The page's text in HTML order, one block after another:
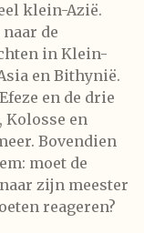
klein-Azië.
de
in Klein-
en Bithynië.
en de drie
Kolosse en
Bovendien
moet de
zijn meester
reageren?